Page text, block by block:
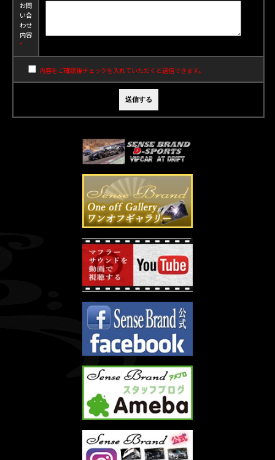
お問
い合
わせ
内容
*
内容をご確認後チェックを入れていただくと送信できます。